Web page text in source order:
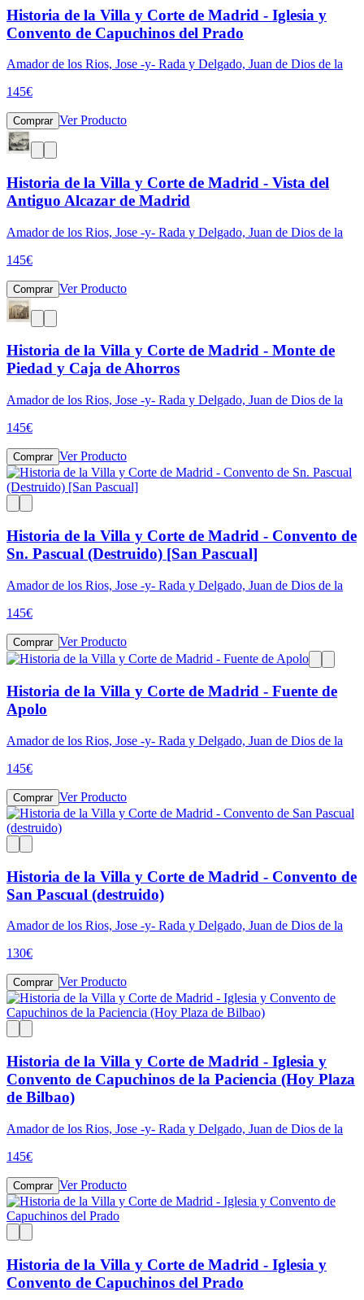
Historia de la Villa y Corte de Madrid - Iglesia y
Convento de Capuchinos del Prado
Amador de los Rios, Jose -y- Rada y Delgado, Juan de Dios de la
145€
Comprar Ver Producto
Historia de la Villa y Corte de Madrid - Vista del
Antiguo Alcazar de Madrid
Amador de los Rios, Jose -y- Rada y Delgado, Juan de Dios de la
145€
Comprar Ver Producto
Historia de la Villa y Corte de Madrid - Monte de
Piedad y Caja de Ahorros
Amador de los Rios, Jose -y- Rada y Delgado, Juan de Dios de la
145€
Comprar Ver Producto
Historia de la Villa y Corte de Madrid - Convento de
Sn. Pascual (Destruido) [San Pascual]
Amador de los Rios, Jose -y- Rada y Delgado, Juan de Dios de la
145€
Comprar Ver Producto
Historia de la Villa y Corte de Madrid - Fuente de
Apolo
Amador de los Rios, Jose -y- Rada y Delgado, Juan de Dios de la
145€
Comprar Ver Producto
Historia de la Villa y Corte de Madrid - Convento de
San Pascual (destruido)
Amador de los Rios, Jose -y- Rada y Delgado, Juan de Dios de la
130€
Comprar Ver Producto
Historia de la Villa y Corte de Madrid - Iglesia y
Convento de Capuchinos de la Paciencia (Hoy Plaza
de Bilbao)
Amador de los Rios, Jose -y- Rada y Delgado, Juan de Dios de la
145€
Comprar Ver Producto
Historia de la Villa y Corte de Madrid - Iglesia y
Convento de Capuchinos del Prado